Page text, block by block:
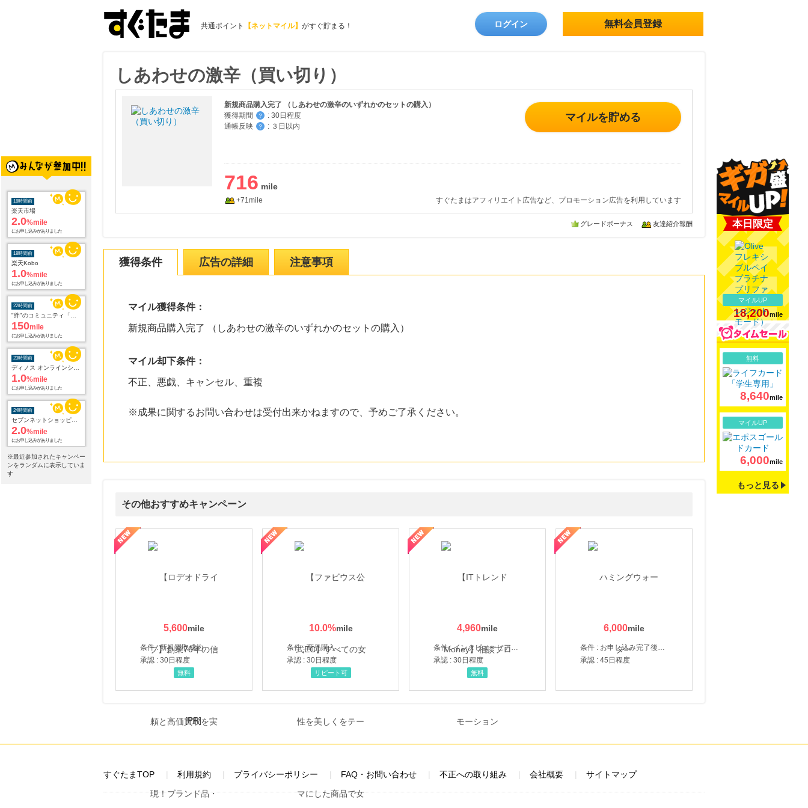
共通ポイント 【ネットマイル】 がすぐ貯まる！ ログイン 無料会員登録
18時間前
楽天市場
2.0%mile
にお申し込みがありました
18時間前
楽天Kobo
1.0%mile
にお申し込みがありました
22時間前
150mile
にお申し込みがありました
23時間前
1.0%mile
にお申し込みがありました
24時間前
2.0%mile
にお申し込みがありました
24時間前
※最近参加されたキャンペー
ンをランダムに表示していま
す
しあわせの激辛（買い切り）
新規商品購入完了 （しあわせの激辛のいずれかのセットの購入）
獲得期間
？ : 30日程度
通帳反映
？ : ３日以内
マイルを貯める
716
+71mile すぐたまはアフィリエイト広告など、プロモーション広告を利用しています
グレードボーナス 友達紹介報酬
獲得条件 広告の詳細 注意事項
マイル獲得条件：
新規商品購入完了 （しあわせの激辛のいずれかのセットの購入）
マイル却下条件：
不正、悪戯、キャンセル、重複
※成果に関するお問い合わせは受付出来かねますので、予めご了承ください。
その他おすすめキャンペーン
5,600
条件 : 新規買取成約
承認 : 30日程度
無料
10.0%
条件 : 商品購入
承認 : 30日程度
くをテーマにした商品で女性の美を応援しています
リピート可
4,960
条件 : インタビューヒアリング完了
承認 : 30日程度
【ITトレンドMoney】相談プロモーション
無料
6,000
条件 : お申し込み完了後、決済登録完了と1ヶ月以内のサーバー初回設置。
承認 : 45日程度
ハミングウォーター【販売代理店】
本日限定
マイルUP
18,200mile
無料
8,640mile
マイルUP
6,000mile
もっと見る
[PR]
すぐたまTOP 利用規約 プライバシーポリシー FAQ・お問い合わせ 不正への取り組み 会社概要 サイトマップ